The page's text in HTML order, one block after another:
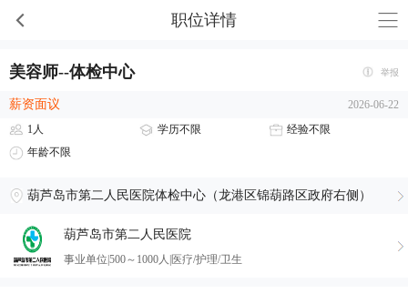
职位详情
美容师--体检中心 举报
薪资面议
2026-06-22
1人
学历不限
经验不限
年龄不限
葫芦岛市第二人民医院体检中心（龙港区锦葫路区政府右侧）
葫芦岛市第二人民医院
事业单位|500～1000人|医疗/护理/卫生